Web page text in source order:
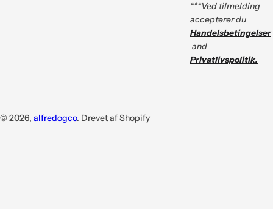
***Ved tilmelding
accepterer du
Handelsbetingelser
and
Privatlivspolitik.
© 2026, alfredogco. Drevet af Shopify